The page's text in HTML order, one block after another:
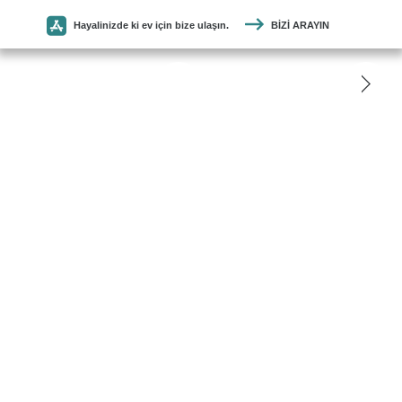
Hayalinizde ki ev için bize ulaşın. BIZI ARAYIN